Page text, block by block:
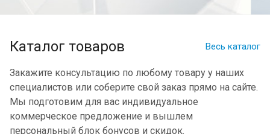
Весь каталог
Каталог товаров
Закажите консультацию по любому товару у наших
специалистов или соберите свой заказ прямо на сайте.
Мы подготовим для вас индивидуальное
коммерческое предложение и вышлем
персональный блок бонусов и скидок.